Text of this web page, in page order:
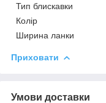
Тип блискавки
Колір
Ширина ланки
Приховати
Умови доставки